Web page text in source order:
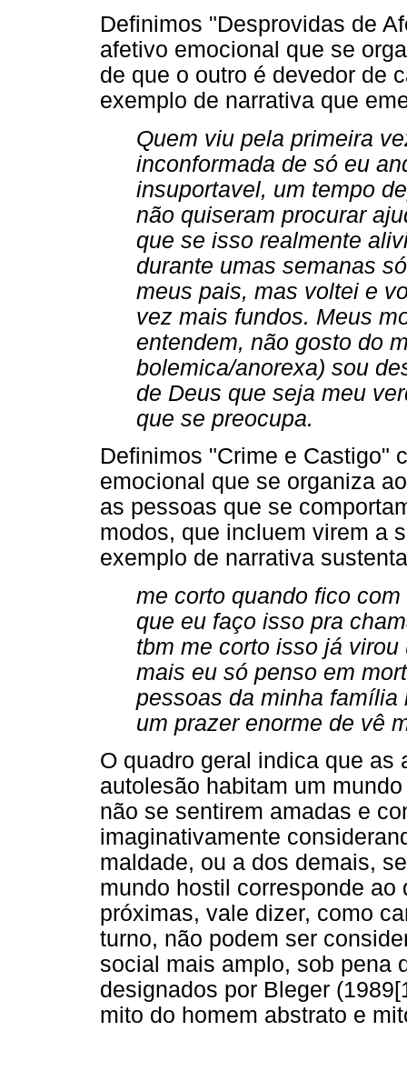
Definimos "Desprovidas de
afetivo emocional que se
de que o outro é devedor de
exemplo de narrativa que
Quem viu pela primeira
inconformada de só eu
insuportavel, um tempo
não quiseram procurar
que se isso realmente
durante umas semanas
meus pais, mas voltei e
vez mais fundos. Meus
entendem, não gosto do
bolemica/anorexa) sou
de Deus que seja meu
que se preocupa.
Definimos "Crime e Castigo"
emocional que se organiza
as pessoas que se
modos, que incluem virem a
exemplo de narrativa
me corto quando fico
que eu faço isso pra
tbm me corto isso já
mais eu só penso em
pessoas da minha
um prazer enorme de vê
O quadro geral indica que as
autolesão habitam um
não se sentirem amadas e
imaginativamente
maldade, ou a dos demais,
mundo hostil corresponde
próximas, vale dizer, como
turno, não podem ser
social mais amplo, sob pena
designados por Bleger
mito do homem abstrato e